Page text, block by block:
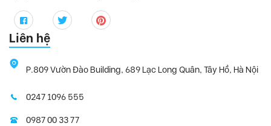
Liên hệ
P.809 Vườn Đào Building, 689 Lạc Long Quân, Tây Hồ, Hà Nội
0247 1096 555
0987 00 33 77